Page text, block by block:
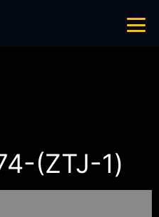
(ZTJ-1)